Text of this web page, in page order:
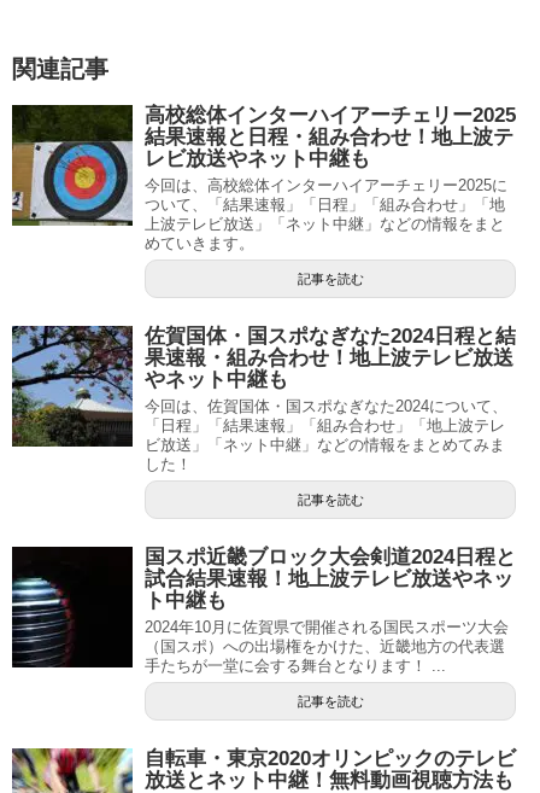
関連記事
高校総体インターハイアーチェリー2025
結果速報と日程・組み合わせ！地上波テ
レビ放送やネット中継も
今回は、高校総体インターハイアーチェリー2025に
ついて、「結果速報」「日程」「組み合わせ」「地
上波テレビ放送」「ネット中継」などの情報をまと
めていきます。
記事を読む
佐賀国体・国スポなぎなた2024日程と結
果速報・組み合わせ！地上波テレビ放送
やネット中継も
今回は、佐賀国体・国スポなぎなた2024について、
「日程」「結果速報」「組み合わせ」「地上波テレ
ビ放送」「ネット中継」などの情報をまとめてみま
した！
記事を読む
国スポ近畿ブロック大会剣道2024日程と
試合結果速報！地上波テレビ放送やネッ
ト中継も
2024年10月に佐賀県で開催される国民スポーツ大会
（国スポ）への出場権をかけた、近畿地方の代表選
手たちが一堂に会する舞台となります！ ...
記事を読む
自転車・東京2020オリンピックのテレビ
放送とネット中継！無料動画視聴方法も